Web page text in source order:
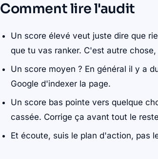
Comment lire l'audit
Un score élevé veut juste dire que
que tu vas ranker. C'est autre
Un score moyen ? En général il y a
Google d'indexer la page.
Un score bas pointe vers quelque
cassée. Corrige ça avant tout le
Et écoute, suis le plan d'action, pas